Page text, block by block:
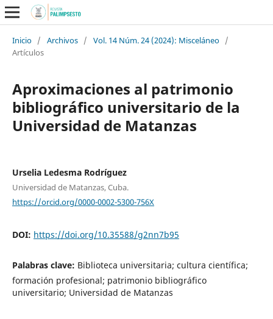
Inicio / Archivos / Vol. 14 Núm. 24 (2024): Misceláneo /
Artículos
Aproximaciones al patrimonio
bibliográfico universitario de la
Universidad de Matanzas
Urselia Ledesma Rodríguez
Universidad de Matanzas, Cuba.
https://orcid.org/0000-0002-5300-756X
DOI: https://doi.org/10.35588/g2nn7b95
Palabras clave: Biblioteca universitaria; cultura científica;
formación profesional; patrimonio bibliográfico
universitario; Universidad de Matanzas